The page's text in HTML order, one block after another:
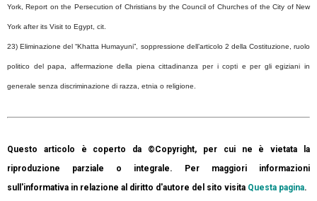
York, Report on the Persecution of Christians by the Council of Churches of the City of New
York after its Visit to Egypt, cit.
23) Eliminazione del “Khatta Humayuni”, soppressione dell’articolo 2 della Costituzione, ruolo
politico del papa, affermazione della piena cittadinanza per i copti e per gli egiziani in
generale senza discriminazione di razza, etnia o religione.
Questo articolo è coperto da ©Copyright, per cui ne è vietata la
riproduzione parziale o integrale. Per maggiori informazioni
sull'informativa in relazione al diritto d'autore del sito visita Questa pagina.